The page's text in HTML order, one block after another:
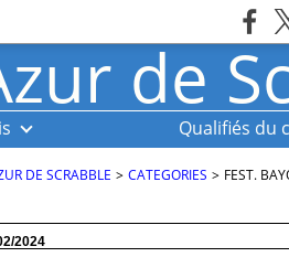
Qualifiés du
DE SCRABBLE > CATEGORIES > FEST.
2024